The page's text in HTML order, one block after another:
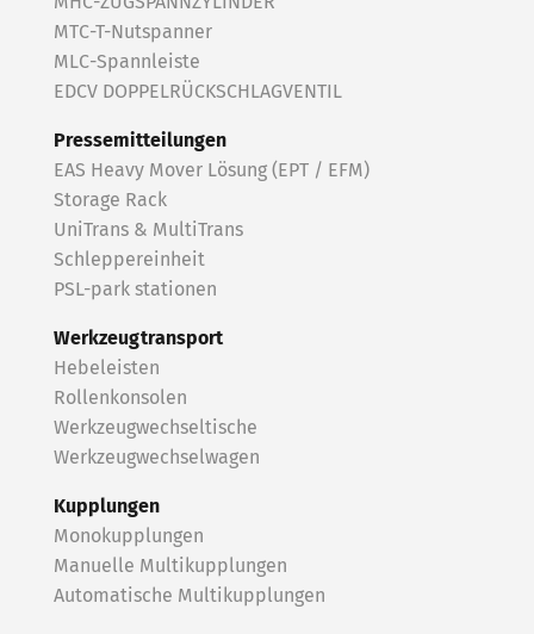
MTC-T-Nutspanner
MLC-Spannleiste
EDCV DOPPELRÜCKSCHLAGVENTIL
Pressemitteilungen
EAS Heavy Mover Lösung (EPT / EFM)
Storage Rack
UniTrans & MultiTrans
Schleppereinheit
PSL-park stationen
Werkzeugtransport
Hebeleisten
Rollenkonsolen
Werkzeugwechseltische
Werkzeugwechselwagen
Kupplungen
Monokupplungen
Manuelle Multikupplungen
Automatische Multikupplungen